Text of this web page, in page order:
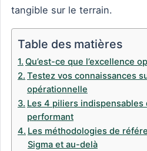
tangible sur le terrain.
Table des matières
Qu’est-ce que l’excellence
Testez vos connaissances
opérationnelle
Les 4 piliers indispensables
performant
Les méthodologies de
Sigma et au-delà